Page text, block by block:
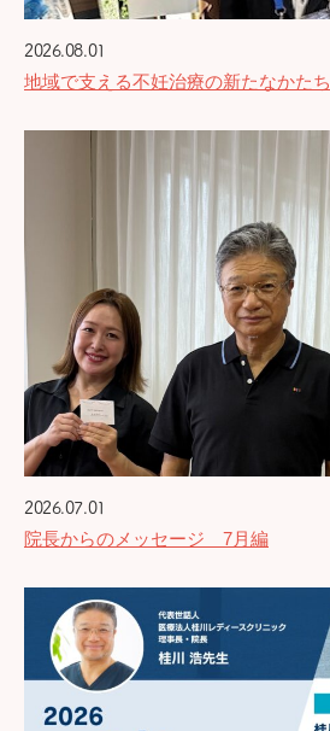
2026.08.01
地域で支える不妊治療の新たなかたち
2026.07.01
院長からのメッセージ 7月編